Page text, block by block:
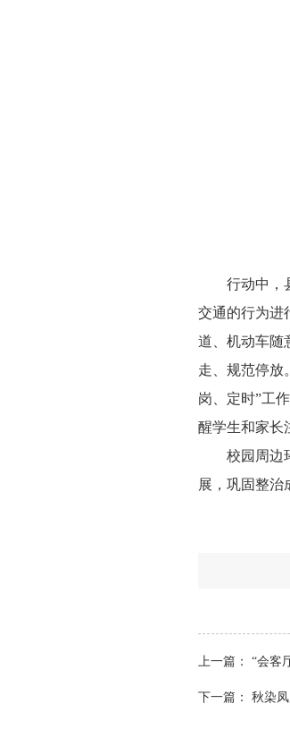
行动中，
交通的行为进
道、机动车随
走、规范停放
岗、定时”工
醒学生和家长
校园周边
展，巩固整治
上一篇： “会客
下一篇： 秋染